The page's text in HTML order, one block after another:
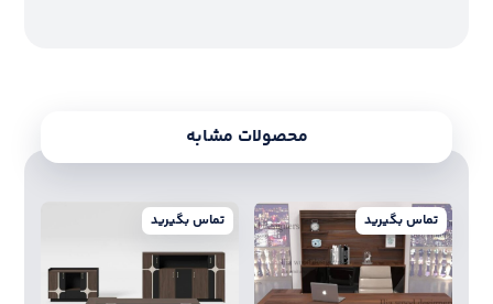
محصولات مشابه
تماس بگیرید تماس بگیرید